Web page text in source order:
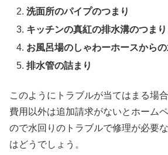
洗面所のパイプのつまり
キッチンの真紅の排水溝のつまり
お風呂場のしゃわーホースから
排水管の詰まり
このようにトラブルが当てはまる場
費用以外は追加請求がないとホーム
ので水回りのトラブルで修理が必要
はどうでしょう。